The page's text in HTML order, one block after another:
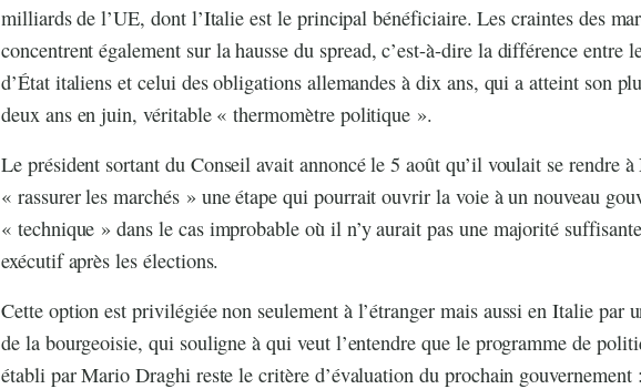
milliards de l’UE, dont l’Italie est le principal bénéficiaire. Les craintes des
concentrent également sur la hausse du spread, c’est-à-dire la différence entre
d’État italiens et celui des obligations allemandes à dix ans, qui a atteint son
deux ans en juin, véritable « thermomètre politique ».
Le président sortant du Conseil avait annoncé le 5 août qu’il voulait se rendre
« rassurer les marchés » une étape qui pourrait ouvrir la voie à un nouveau
« technique » dans le cas improbable où il n’y aurait pas une majorité
exécutif après les élections.
Cette option est privilégiée non seulement à l’étranger mais aussi en Italie par
de la bourgeoisie, qui souligne à qui veut l’entendre que le programme de
établi par Mario Draghi reste le critère d’évaluation du prochain